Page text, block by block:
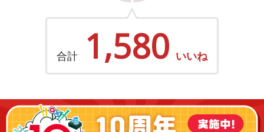
合計 1,580 いいね